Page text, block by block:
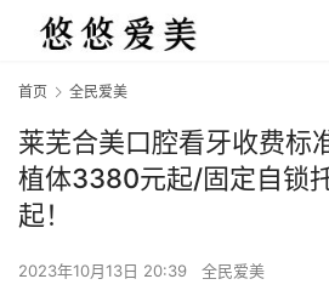
首页 全民爱美
莱芜合美口腔看牙收费标
植体3380元起/固定自锁
起！
2023年10月13日 20:39 全民爱美